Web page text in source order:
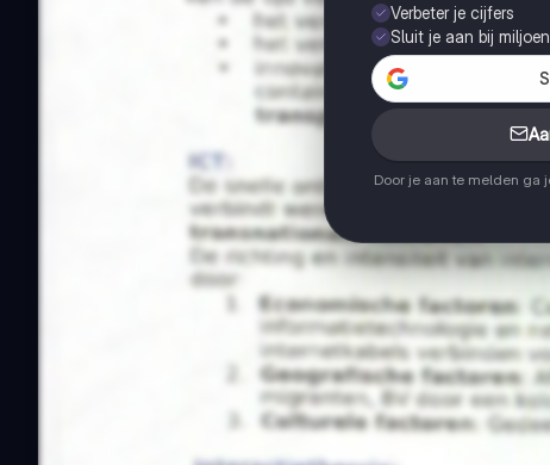
Verbeter je cijfers
Sluit je aan bij
Door je aan te melden ga